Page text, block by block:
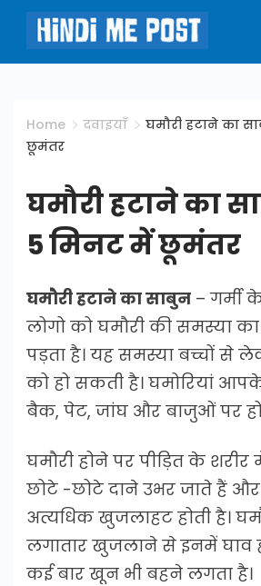
Skip
content
Hindi
Me
Post
Home दवाइयाँ
घमौरी हटाने का
छूमंतर
घमौरी हटाने का
5 मिनट में छूमंतर
घमौरी हटाने का साबुन –
लोगो को घमौरी की समस्या
पड़ता है। यह समस्या बच्चों से
को हो सकती है। घमोरियां
बैक, पेट, जांघ और बाजुओं पर
घमौरी होने पर पीड़ित के
छोटे -छोटे दाने उभर जाते हैं
अत्यधिक खुजलाहट होती है।
लगातार खुजलाने से इनमें घाव
कई बार खून भी बहने लगता है।